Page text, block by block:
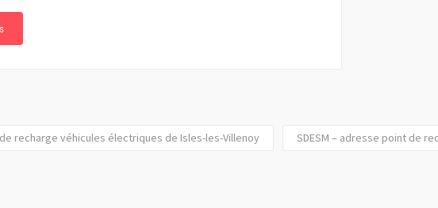
recharge véhicules électriques de Isles-les-Villenoy SDESM – adresse point de